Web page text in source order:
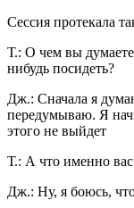
Сессия протекала
Т.: О чем вы
нибудь посидеть?
Дж.: Сначала я
передумываю. Я
этого не выйдет
Т.: А что именно вас
Дж.: Ну, я боюсь,